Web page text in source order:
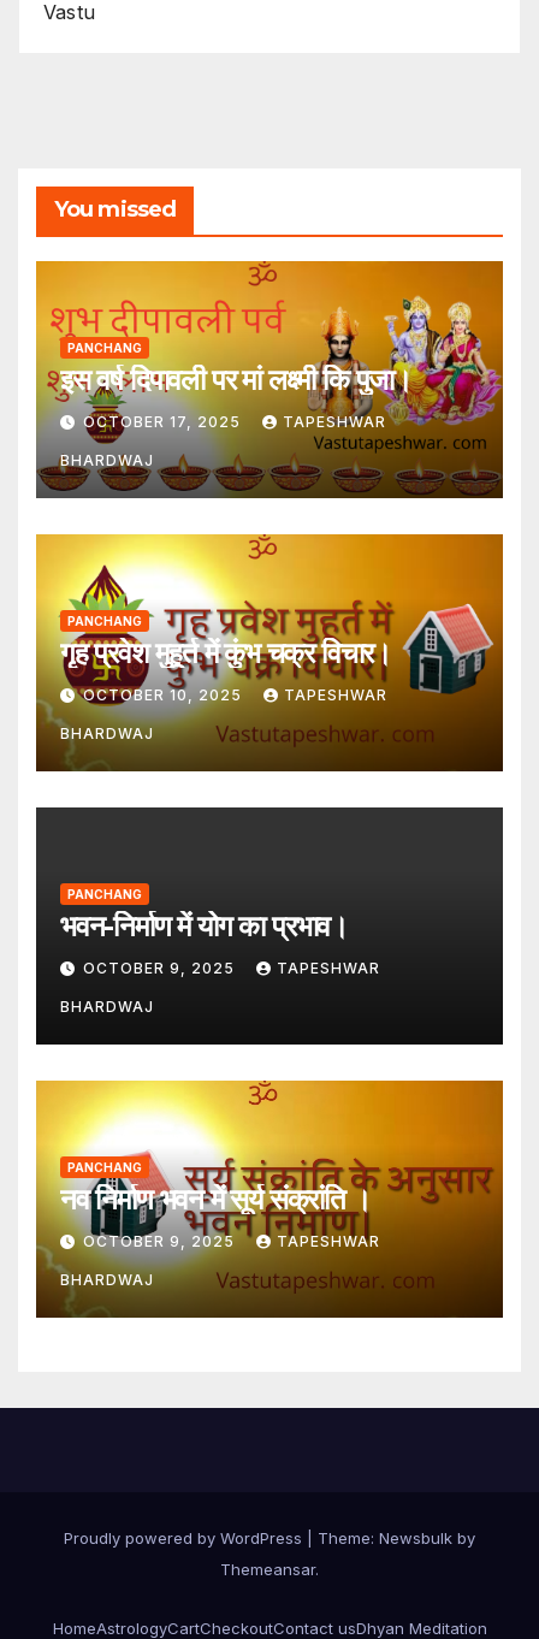
Vastu
You missed
PANCHANG
इस वर्ष दिपावली पर मां लक्ष्मी कि पुजा।
OCTOBER 17, 2025 TAPESHWAR
BHARDWAJ
PANCHANG
गृह प्रवेश मुहूर्त में कुंभ चक्र विचार।
OCTOBER 10, 2025 TAPESHWAR
BHARDWAJ
PANCHANG
भवन-निर्माण में योग का प्रभाव।
OCTOBER 9, 2025 TAPESHWAR
BHARDWAJ
PANCHANG
नव निर्माण भवन में सूर्य संक्रांति ।
OCTOBER 9, 2025 TAPESHWAR
BHARDWAJ
Proudly powered by WordPress Theme: Newsbulk by
Themeansar.
HomeAstrologyCartCheckoutContact usDhyan Meditation